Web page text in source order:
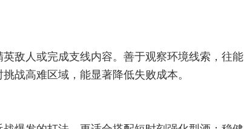
敌人或完成支线内容。善于观察环境线索，往能
战高难区域，能显著降低失败成本。